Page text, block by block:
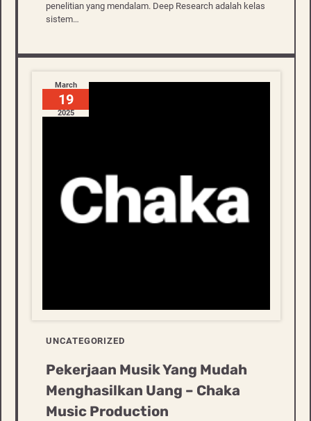
penelitian yang mendalam. Deep Research adalah kelas
sistem…
March
19
2025
UNCATEGORIZED
Pekerjaan Musik Yang Mudah
Menghasilkan Uang – Chaka
Music Production